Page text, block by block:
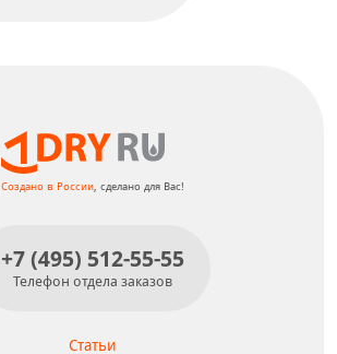
Создано в России , сделано для Вас!
Статьи
+7 (495) 512-55-55
Телефон отдела заказов